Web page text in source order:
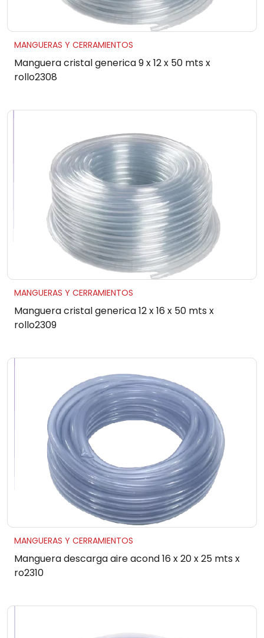
MANGUERAS Y CERRAMIENTOS
Manguera cristal generica 9 x 12 x 50 mts x
rollo2308
MANGUERAS Y CERRAMIENTOS
Manguera cristal generica 12 x 16 x 50 mts x
rollo2309
MANGUERAS Y CERRAMIENTOS
Manguera descarga aire acond 16 x 20 x 25 mts x
ro2310